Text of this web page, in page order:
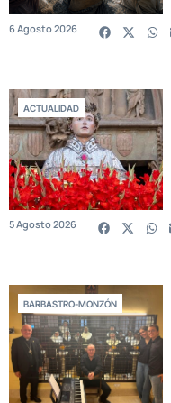
6 Agosto 2026
ACTUALIDAD
5 Agosto 2026
BARBASTRO-MONZÓN